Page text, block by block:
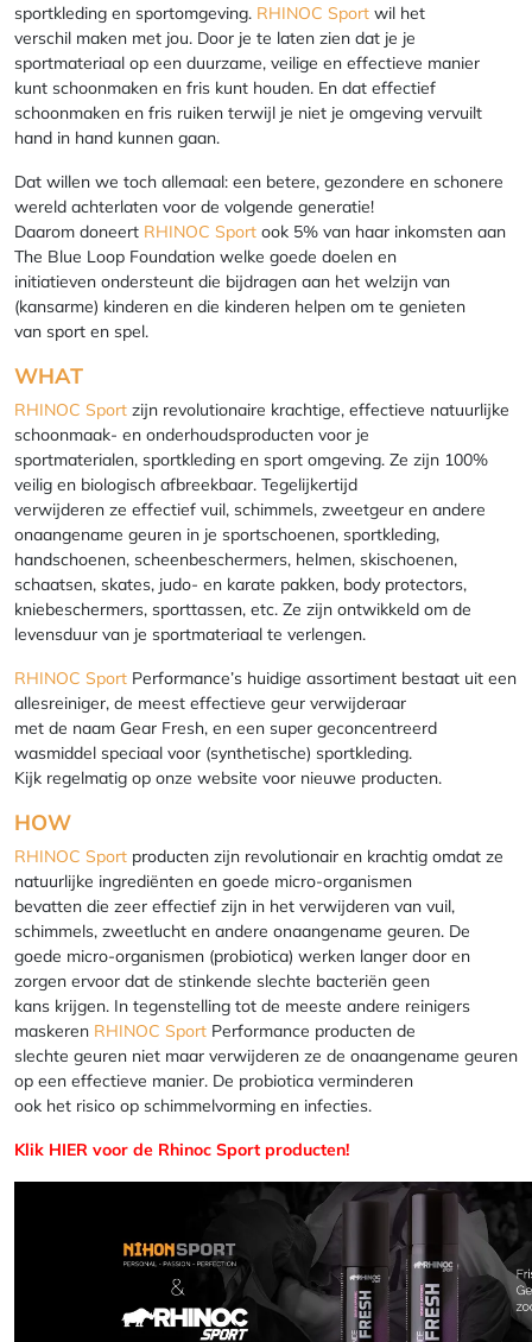
sportkleding en sportomgeving. RHINOC Sport wil het
verschil maken met jou. Door je te laten zien dat je je
sportmateriaal op een duurzame, veilige en effectieve manier
kunt schoonmaken en fris kunt houden. En dat effectief
schoonmaken en fris ruiken terwijl je niet je omgeving vervuilt
hand in hand kunnen gaan.
Dat willen we toch allemaal: een betere, gezondere en schonere
wereld achterlaten voor de volgende generatie!
Daarom doneert RHINOC Sport ook 5% van haar inkomsten aan
The Blue Loop Foundation welke goede doelen en
initiatieven ondersteunt die bijdragen aan het welzijn van
(kansarme) kinderen en die kinderen helpen om te genieten
van sport en spel.
WHAT
RHINOC Sport zijn revolutionaire krachtige, effectieve natuurlijke
schoonmaak- en onderhoudsproducten voor je
sportmaterialen, sportkleding en sport omgeving. Ze zijn 100%
veilig en biologisch afbreekbaar. Tegelijkertijd
verwijderen ze effectief vuil, schimmels, zweetgeur en andere
onaangename geuren in je sportschoenen, sportkleding,
handschoenen, scheenbeschermers, helmen, skischoenen,
schaatsen, skates, judo- en karate pakken, body protectors,
kniebeschermers, sporttassen, etc. Ze zijn ontwikkeld om de
levensduur van je sportmateriaal te verlengen.
RHINOC Sport Performance’s huidige assortiment bestaat uit een
allesreiniger, de meest effectieve geur verwijderaar
met de naam Gear Fresh, en een super geconcentreerd
wasmiddel speciaal voor (synthetische) sportkleding.
Kijk regelmatig op onze website voor nieuwe producten.
HOW
RHINOC Sport producten zijn revolutionair en krachtig omdat ze
natuurlijke ingrediënten en goede micro-organismen
bevatten die zeer effectief zijn in het verwijderen van vuil,
schimmels, zweetlucht en andere onaangename geuren. De
goede micro-organismen (probiotica) werken langer door en
zorgen ervoor dat de stinkende slechte bacteriën geen
kans krijgen. In tegenstelling tot de meeste andere reinigers
maskeren RHINOC Sport Performance producten de
slechte geuren niet maar verwijderen ze de onaangename geuren
op een effectieve manier. De probiotica verminderen
ook het risico op schimmelvorming en infecties.
Klik HIER voor de Rhinoc Sport producten!